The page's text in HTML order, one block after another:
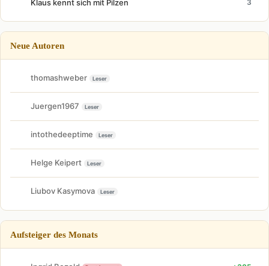
Klaus kennt sich mit Pilzen 3
Neue Autoren
thomashweber Leser
Juergen1967 Leser
intothedeeptime Leser
Helge Keipert Leser
Liubov Kasymova Leser
Aufsteiger des Monats